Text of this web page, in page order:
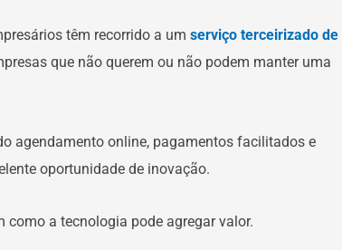
têm recorrido a um serviço terceirizado de
que não querem ou não podem manter uma
agendamento online, pagamentos facilitados e
oportunidade de inovação.
como a tecnologia pode agregar valor.